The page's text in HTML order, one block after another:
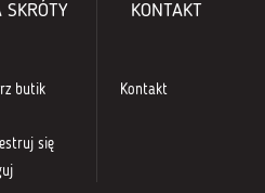
SKRÓTY
butik
się
KONTAKT
Kontakt